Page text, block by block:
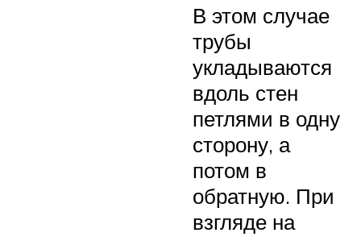
В этом случае
трубы
укладываются
вдоль стен
петлями в одну
сторону, а
потом в
обратную. При
взгляде на